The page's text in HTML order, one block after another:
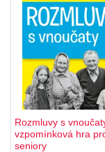
Rozmluvy s
vzpomínková hra
seniory